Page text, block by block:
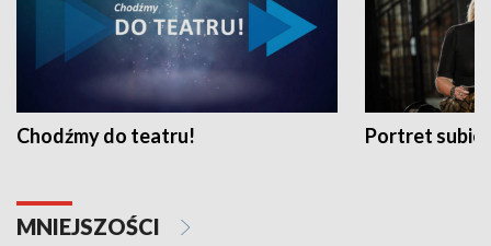
Chodźmy do teatru! Portret
MNIEJSZOŚCI